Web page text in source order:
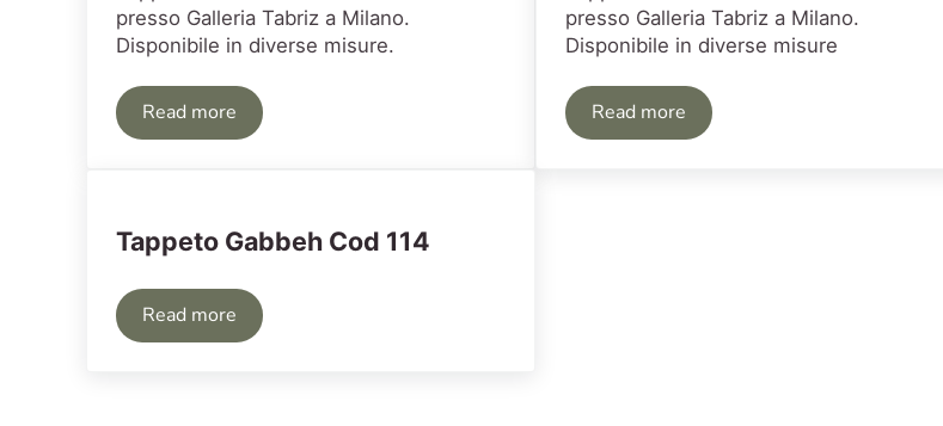
presso Galleria Tabriz a Milano.
Disponibile in diverse misure.
Read moreTappeto Gabbeh 246
presso Galleria Tabriz a Milano.
Disponibile in diverse misure
Read moreTappeto Gabbeh 245
Tappeto Gabbeh Cod 114
Read moreTappeto Gabbeh Cod 114